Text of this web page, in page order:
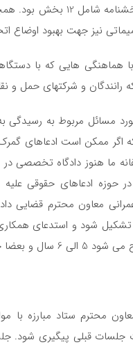
نیز جهت بهبود اوضاع
هماهنگی هایی که با
رانندگان و شرکتهای حمل و
مسائل مربوط به رسیدگی
که اگر ممکن است ادعاهای
ما هنوز دادگاه تخصصی
ادعاهای حقوقی علیه
معاون محترم
شود و استدعای
کشد تا به نتیجه برسند.
محترم ستاد مبارزه